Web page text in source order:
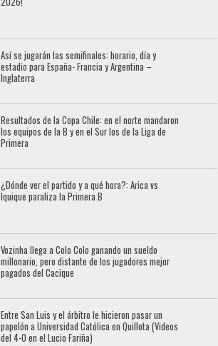
Así se jugarán las semifinales: horario, día y
estadio para España- Francia y Argentina –
Inglaterra
Resultados de la Copa Chile: en el norte mandaron
los equipos de la B y en el Sur los de la Liga de
Primera
¿Dónde ver el partido y a qué hora?: Arica vs
Iquique paraliza la Primera B
Vozinha llega a Colo Colo ganando un sueldo
millonario, pero distante de los jugadores mejor
pagados del Cacique
Entre San Luis y el árbitro le hicieron pasar un
papelón a Universidad Católica en Quillota (Videos
del 4-0 en el Lucio Fariña)